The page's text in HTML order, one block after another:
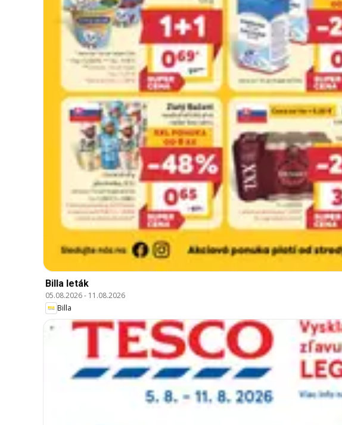
Billa leták
05.08.2026- 11.08.2026
Billa